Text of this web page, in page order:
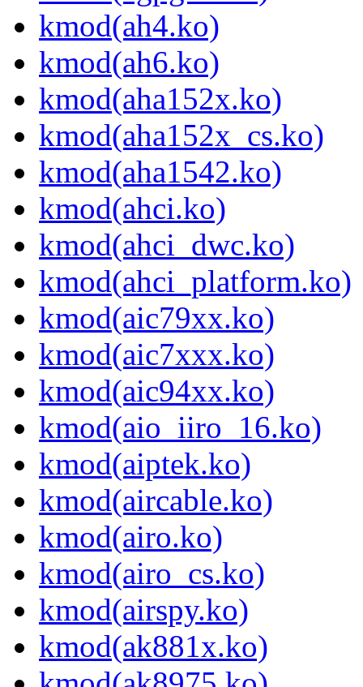
kmod(ah4.ko)
kmod(ah6.ko)
kmod(aha152x.ko)
kmod(aha152x_cs.ko)
kmod(aha1542.ko)
kmod(ahci.ko)
kmod(ahci_dwc.ko)
kmod(ahci_platform.ko)
kmod(aic79xx.ko)
kmod(aic7xxx.ko)
kmod(aic94xx.ko)
kmod(aio_iiro_16.ko)
kmod(aiptek.ko)
kmod(aircable.ko)
kmod(airo.ko)
kmod(airo_cs.ko)
kmod(airspy.ko)
kmod(ak881x.ko)